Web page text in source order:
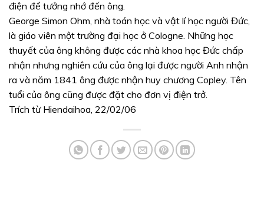
điện để tưởng nhớ đến ông.
George Simon Ohm, nhà toán học và vật lí học người Đức,
là giáo viên một trường đại học ở Cologne. Những học
thuyết của ông không được các nhà khoa học Đức chấp
nhận nhưng nghiên cứu của ông lại được người Anh nhận
ra và năm 1841 ông được nhận huy chương Copley. Tên
tuổi của ông cũng được đặt cho đơn vị điện trở.
Trích từ Hiendaihoa, 22/02/06